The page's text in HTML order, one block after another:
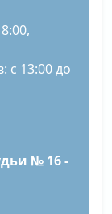
с 13:00 до
№ 16 -